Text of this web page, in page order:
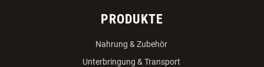
PRODUKTE
Nahrung & Zubehör
Unterbringung & Transport